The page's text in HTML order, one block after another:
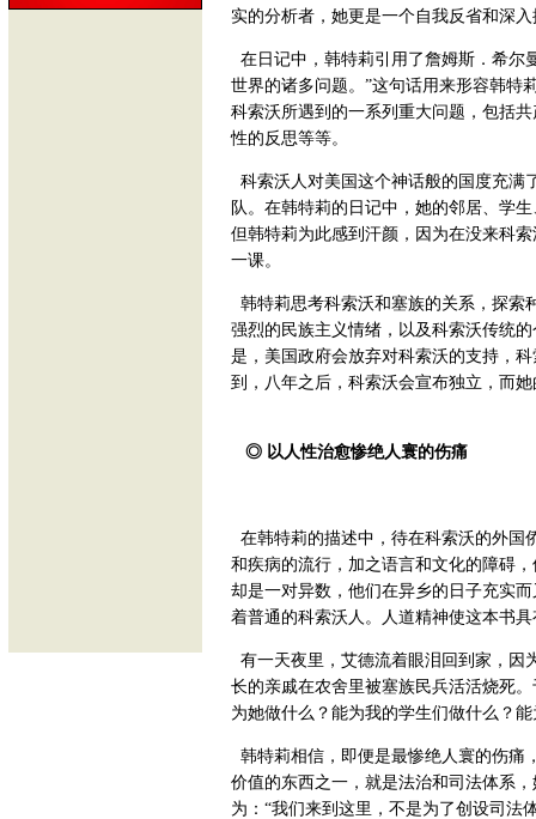
实的分析者，她更是一个自我反省和深
在日记中，韩特莉引用了詹姆斯．希尔
世界的诸多问题。”这句话用来形容韩特
科索沃所遇到的一系列重大问题，包括
性的反思等等。
科索沃人对美国这个神话般的国度充满
队。在韩特莉的日记中，她的邻居、学
但韩特莉为此感到汗颜，因为在没来科
一课。
韩特莉思考科索沃和塞族的关系，探索
强烈的民族主义情绪，以及科索沃传统
是，美国政府会放弃对科索沃的支持，
到，八年之后，科索沃会宣布独立，
◎ 以人性治愈惨绝人寰的伤痛
在韩特莉的描述中，待在科索沃的外国
和疾病的流行，加之语言和文化的障碍
却是一对异数，他们在异乡的日子充实
着普通的科索沃人。人道精神使这本书
有一天夜里，艾德流着眼泪回到家，因
长的亲戚在农舍里被塞族民兵活活烧死
为她做什么？能为我的学生们做什么？
韩特莉相信，即便是最惨绝人寰的伤痛
价值的东西之一，就是法治和司法体系
为：“我们来到这里，不是为了创设司法